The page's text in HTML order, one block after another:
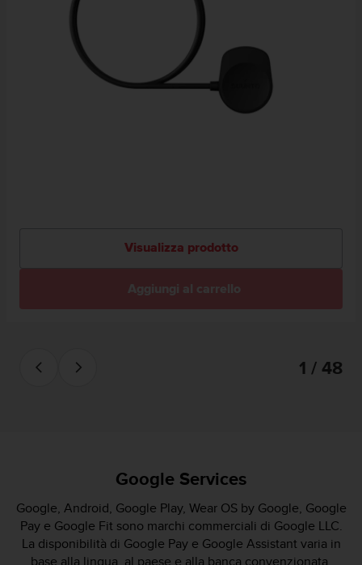
Visualizza prodotto
Aggiungi al carrello
1 / 48
Google Services
Google, Android, Google Play, Wear OS by Google, Google
Pay e Google Fit sono marchi commerciali di Google LLC.
La disponibilità di Google Pay e Google Assistant varia in